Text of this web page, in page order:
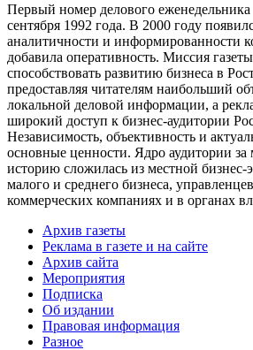
Первый номер делового
сентября 1992 года. В 2000 году
аналитичности и информированности
добавила оперативность. Миссия
способствовать развитию бизнеса в
предоставляя читателям наибольший
локальной деловой информации, а
широкий доступ к бизнес-аудитории
Независимость, объективность и
основные ценности. Ядро аудитории
историю сложилась из местной бизнес-
малого и среднего бизнеса,
коммерческих компаниях и в органах
Архив газеты
Реклама в газете и на сайте
Архив сайта
Мероприятия
Подписка
Об издании
Правовая информация
Разное